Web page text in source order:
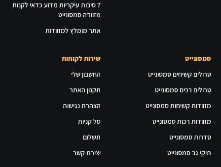
7 סיבות עיקריות מדוע כדאי לקנות
מזוודה סמסונייט
אתר מומלץ למזוודות
סמסונייט
טרולים קשיחים סמסונייט
טרולים רכים סמסונייט
מזוודות קשיחות סמסונייט
מזוודות רכות סמסונייט
סדרות סמסונייט
תיקי גב סמסונייט
שירות לקוחות
החשבון שלי
תקנון האתר
הצהרת נגישות
סל קניות
תשלום
יצירת קשר